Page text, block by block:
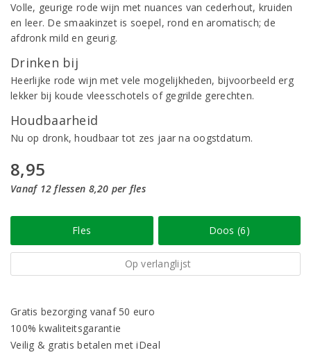
Volle, geurige rode wijn met nuances van cederhout, kruiden
en leer. De smaakinzet is soepel, rond en aromatisch; de
afdronk mild en geurig.
Drinken bij
Heerlijke rode wijn met vele mogelijkheden, bijvoorbeeld erg
lekker bij koude vleesschotels of gegrilde gerechten.
Houdbaarheid
Nu op dronk, houdbaar tot zes jaar na oogstdatum.
8,95
Vanaf 12 flessen 8,20 per fles
Fles Doos (6)
Op verlanglijst
Gratis bezorging vanaf 50 euro
100% kwaliteitsgarantie
Veilig & gratis betalen met iDeal